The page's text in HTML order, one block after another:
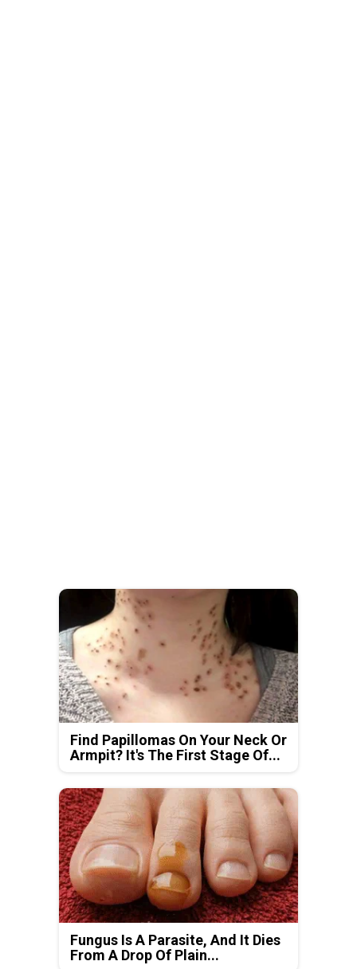
Find Papillomas On Your Neck Or
Armpit? It's The First Stage Of...
Fungus Is A Parasite, And It Dies
From A Drop Of Plain...